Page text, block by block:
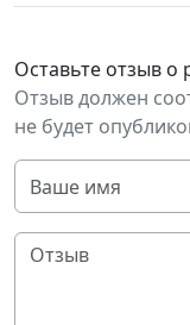
Оставьте отзыв о
Отзыв должен
не будет